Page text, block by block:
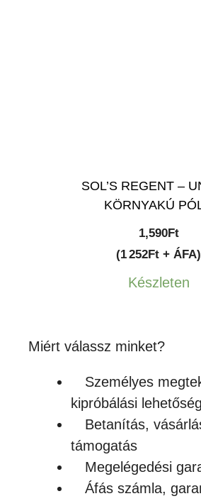
SOL’S REGENT –
KÖRNYAKÚ
1,590Ft
(1 252Ft + ÁFA)
Készleten
Miért válassz minket?
Személyes
kipróbálási lehetőség
Betanítás,
támogatás
Megelégedési
Áfás számla,